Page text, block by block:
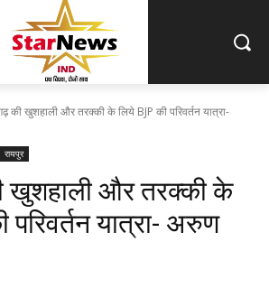
की खुशहाली और तरक्की के लिये BJP की परिवर्तन यात्रा-
रायपुर
खुशहाली और तरक्की के
यात्रा- अरुण